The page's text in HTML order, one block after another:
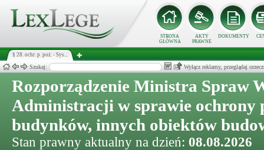
STRONA
GŁÓWNA
AKTY
PRAWNE
DOKUMENTY
§ 28. ochr. p. poż. - Sys...
Szukaj: Wyłącz reklamy, przeglądaj
Rozporządzenie Ministra Spraw
Administracji w sprawie ochrony
budynków, innych obiektów
Stan prawny aktualny na dzień: 08.08.2026